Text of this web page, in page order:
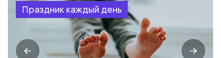
Праздник каждый день